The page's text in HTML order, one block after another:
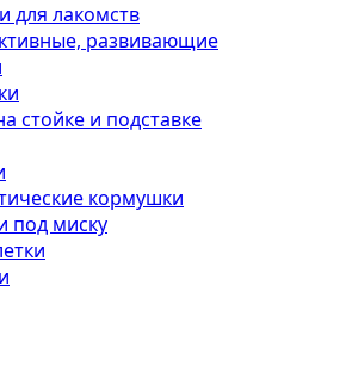
для лакомств
развивающие
стойке и подставке
кормушки
под миску